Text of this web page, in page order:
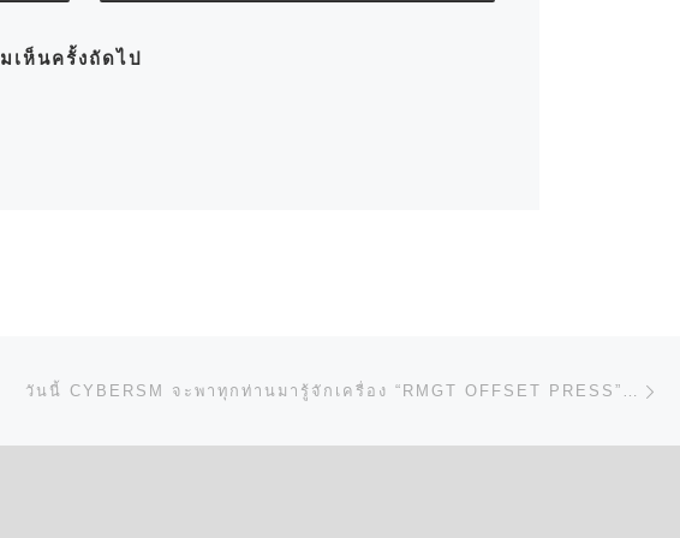
เห็นครั้งถัดไป
LIST วันนี้ CYBERSM จะพาทุกท่านมารู้จักเครื่อง “RMGT OFFSET PRESS” ให้มากยิ่งขึ้น